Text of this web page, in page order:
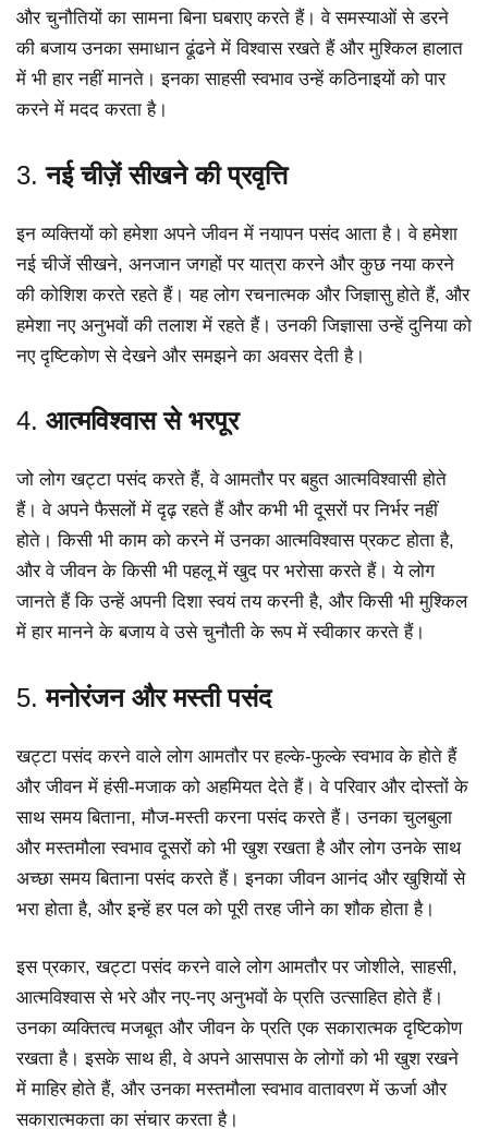
और चुनौतियों का सामना बिना घबराए करते हैं। वे समस्याओं से डरने
की बजाय उनका समाधान ढूंढने में विश्वास रखते हैं और मुश्किल हालात
में भी हार नहीं मानते। इनका साहसी स्वभाव उन्हें कठिनाइयों को पार
करने में मदद करता है।
3.नई चीज़ें सीखने की प्रवृत्ति
इन व्यक्तियों को हमेशा अपने जीवन में नयापन पसंद आता है। वे हमेशा
नई चीजें सीखने, अनजान जगहों पर यात्रा करने और कुछ नया करने
की कोशिश करते रहते हैं। यह लोग रचनात्मक और जिज्ञासु होते हैं, और
हमेशा नए अनुभवों की तलाश में रहते हैं। उनकी जिज्ञासा उन्हें दुनिया को
नए दृष्टिकोण से देखने और समझने का अवसर देती है।
4. आत्मविश्वास से भरपूर
जो लोग खट्टा पसंद करते हैं, वे आमतौर पर बहुत आत्मविश्वासी होते
हैं। वे अपने फैसलों में दृढ़ रहते हैं और कभी भी दूसरों पर निर्भर नहीं
होते। किसी भी काम को करने में उनका आत्मविश्वास प्रकट होता है,
और वे जीवन के किसी भी पहलू में खुद पर भरोसा करते हैं। ये लोग
जानते हैं कि उन्हें अपनी दिशा स्वयं तय करनी है, और किसी भी मुश्किल
में हार मानने के बजाय वे उसे चुनौती के रूप में स्वीकार करते हैं।
5.मनोरंजन और मस्ती पसंद
खट्टा पसंद करने वाले लोग आमतौर पर हल्के-फुल्के स्वभाव के होते हैं
और जीवन में हंसी-मजाक को अहमियत देते हैं। वे परिवार और दोस्तों के
साथ समय बिताना, मौज-मस्ती करना पसंद करते हैं। उनका चुलबुला
और मस्तमौला स्वभाव दूसरों को भी खुश रखता है और लोग उनके साथ
अच्छा समय बिताना पसंद करते हैं। इनका जीवन आनंद और खुशियों से
भरा होता है, और इन्हें हर पल को पूरी तरह जीने का शौक होता है।
इस प्रकार, खट्टा पसंद करने वाले लोग आमतौर पर जोशीले, साहसी,
आत्मविश्वास से भरे और नए-नए अनुभवों के प्रति उत्साहित होते हैं।
उनका व्यक्तित्व मजबूत और जीवन के प्रति एक सकारात्मक दृष्टिकोण
रखता है। इसके साथ ही, वे अपने आसपास के लोगों को भी खुश रखने
में माहिर होते हैं, और उनका मस्तमौला स्वभाव वातावरण में ऊर्जा और
सकारात्मकता का संचार करता है।